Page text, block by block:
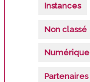
Instances
Non classé
Numérique
Partenaires